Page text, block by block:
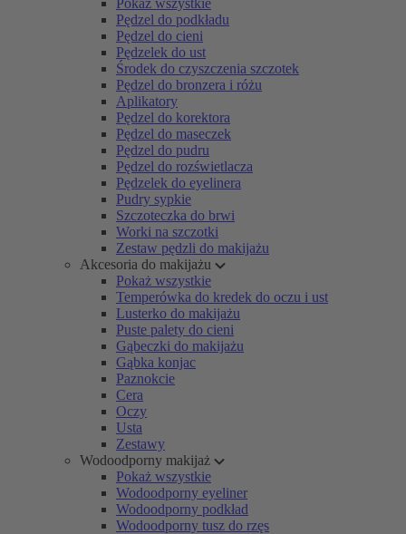
Pokaż wszystkie
Pędzel do podkładu
Pędzel do cieni
Pędzelek do ust
Środek do czyszczenia szczotek
Pędzel do bronzera i różu
Aplikatory
Pędzel do korektora
Pędzel do maseczek
Pędzel do pudru
Pędzel do rozświetlacza
Pędzelek do eyelinera
Pudry sypkie
Szczoteczka do brwi
Worki na szczotki
Zestaw pędzli do makijażu
Akcesoria do makijażu
Pokaż wszystkie
Temperówka do kredek do oczu i ust
Lusterko do makijażu
Puste palety do cieni
Gąbeczki do makijażu
Gąbka konjac
Paznokcie
Cera
Oczy
Usta
Zestawy
Wodoodporny makijaż
Pokaż wszystkie
Wodoodporny eyeliner
Wodoodporny podkład
Wodoodporny tusz do rzęs